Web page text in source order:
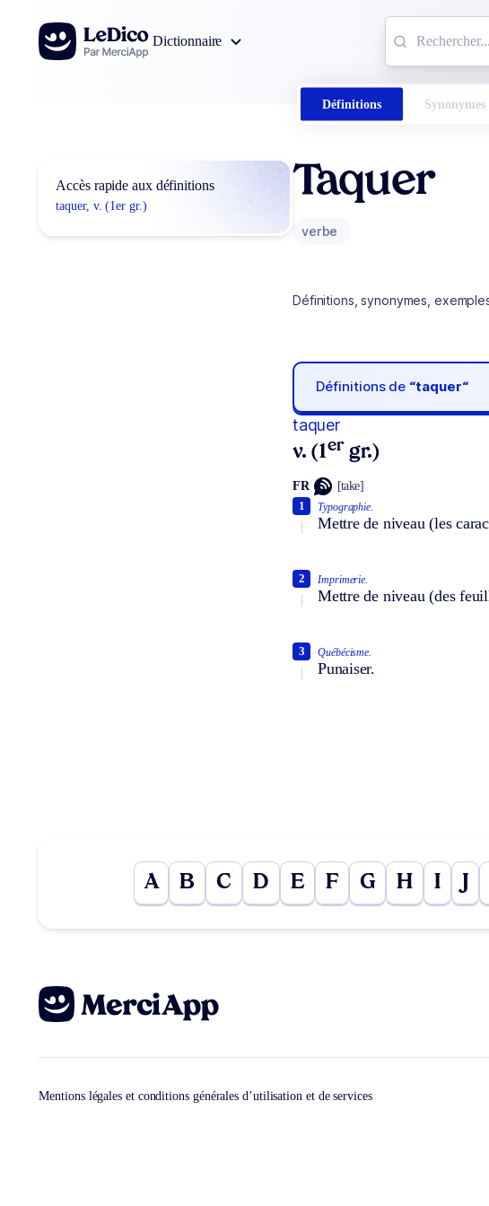
Aller au contenu
Dictionnaire
Définitions Synonymes
Accès rapide aux définitions
taquer, v. (1er gr.)
Taquer
verbe
Définitions, synonymes,
Définitions de “taquer“
taquer
v. (1er gr.)
FR [take]
Typographie.
Mettre de niveau (les
1
Imprimerie.
Mettre de niveau (des
2
Québécisme.
Punaiser.
3
A B C D E F G H I J
Mentions légales et conditions générales d’utilisation et de services